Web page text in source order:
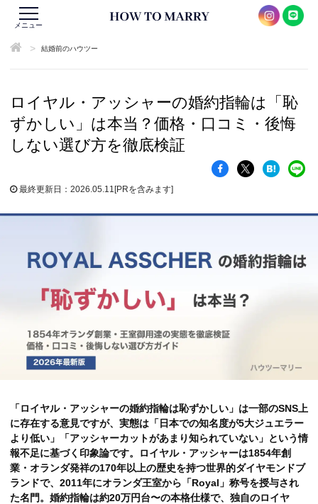
メニュー
> 結婚前のハウツー
ロイヤル・アッシャーの婚約指輪は「恥
ずかしい」は本当？価格・口コミ・後悔
しない選び方を徹底検証
最終更新日：2026.05.11 [PRを含みます]
「ロイヤル・アッシャーの婚約指輪は恥ずかしい」は一部のSNS上
に存在する意見ですが、実態は「日本での知名度が5大ジュエラー
より低い」「アッシャーカットがあまり知られていない」という情
報不足に基づく印象論です。ロイヤル・アッシャーは1854年創
業・オランダ発祥の170年以上の歴史を持つ世界的ダイヤモンドブ
ランドで、2011年にオランダ王室から「Royal」称号を授与され
た名門。婚約指輪は約20万円台〜の本格仕様で、独自のロイヤ